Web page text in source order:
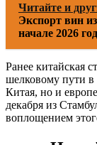
Читайте и
Экспорт вин
начале 2026
Ранее китайская
шелковому пути в
Китая, но и
декабря из
воплощением